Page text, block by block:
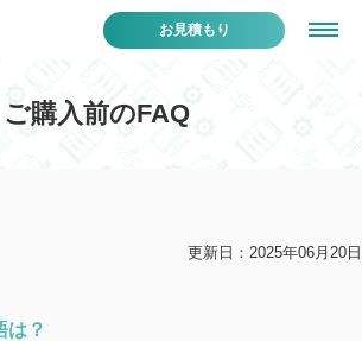
お見積もり
ご購入前のFAQ
更新日：2025年06月20日
は？